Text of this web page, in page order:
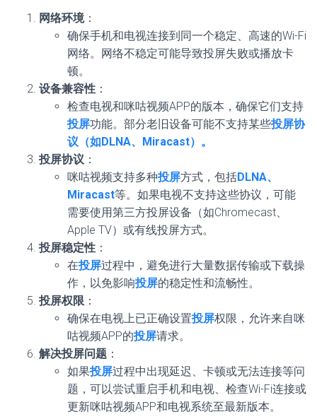
网络环境：
确保手机和电视连接到同一个稳定、高速的Wi-Fi
网络。网络不稳定可能导致投屏失败或播放卡
顿。
设备兼容性 ：
检查电视和咪咕视频APP的版本，确保它们支持
投屏功能。部分老旧设备可能不支持某些投屏协
议（如DLNA、Miracast）。
投屏协议 ：
咪咕视频支持多种投屏方式，包括DLNA、
Miracast等。如果电视不支持这些协议，可能
需要使用第三方投屏设备（如Chromecast、
Apple TV）或有线投屏方式。
投屏稳定性 ：
在投屏过程中，避免进行大量数据传输或下载操
作，以免影响投屏的稳定性和流畅性。
投屏权限 ：
确保在电视上已正确设置投屏权限，允许来自咪
咕视频APP的投屏请求。
解决投屏问题 ：
如果投屏过程中出现延迟、卡顿或无法连接等问
题，可以尝试重启手机和电视、检查Wi-Fi连接或
更新咪咕视频APP和电视系统至最新版本。